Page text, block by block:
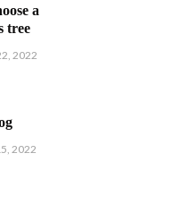
a
tree
2022
2022